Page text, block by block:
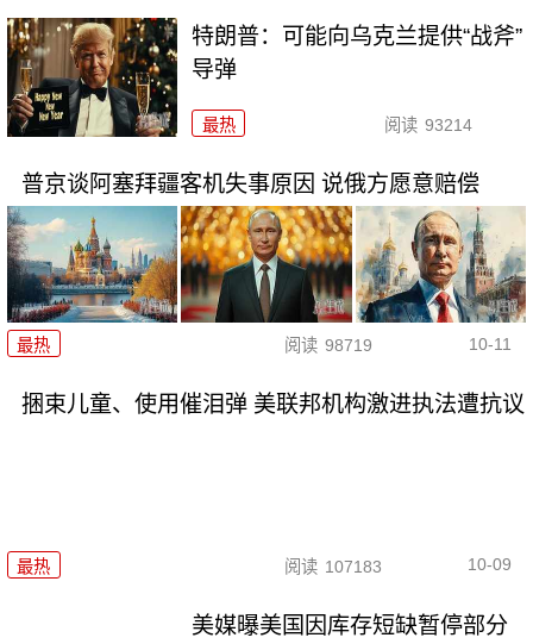
特朗普：可能向乌克兰提供“战斧”
导弹
最热 阅读 93214
普京谈阿塞拜疆客机失事原因 说俄方愿意赔偿
最热 阅读 98719 10-11
捆束儿童、使用催泪弹 美联邦机构激进执法遭抗议
最热 阅读 107183 10-09
美媒曝美国因库存短缺暂停部分